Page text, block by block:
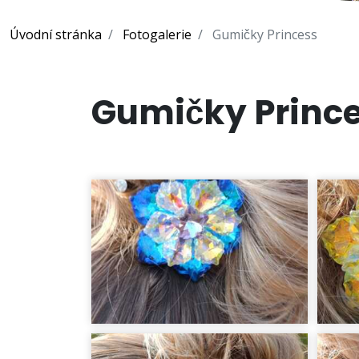
Úvodní stránka Fotogalerie Gumičky Princess
Gumičky